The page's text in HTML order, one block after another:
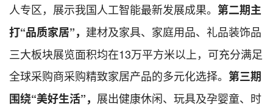
人专区，展示我国人工智能最新发展成果。 第二期主
打“品质家居”， 建材及家具、家庭用品、礼品装饰品
三大板块展览面积均在13万平方米以上，可充分满足
全球采购商采购精致家居产品的多元化选择。 第三期
围绕“美好生活”， 展出健康休闲、玩具及孕婴童、时